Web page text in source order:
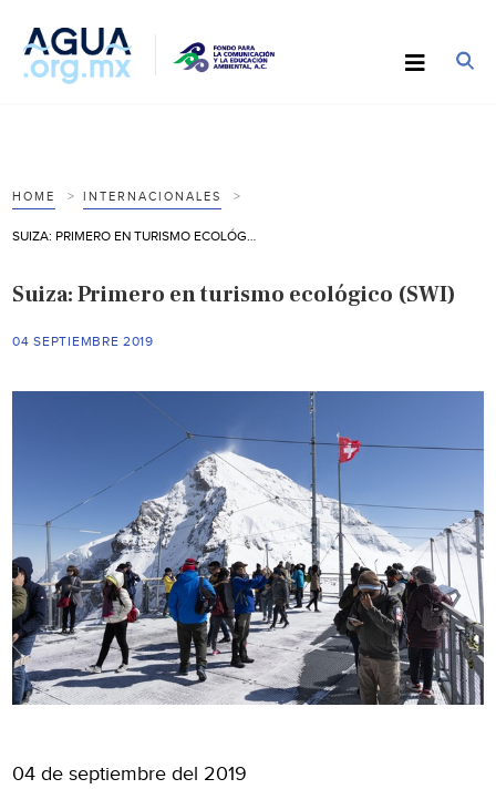
HOME INTERNACIONALES
Suiza: Primero en turismo ecológico (SWI)
04 SEPTIEMBRE 2019
04 de septiembre del 2019